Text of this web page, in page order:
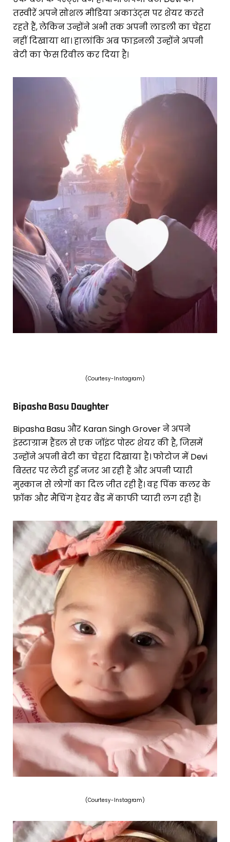
तस्वीरें अपने सोशल मीडिया अकाउंट्स पर शेयर करते
रहते हैं, लेकिन उन्होंने अभी तक अपनी लाडली का चेहरा
नहीं दिखाया था। हालांकि अब फाइनली उन्होंने अपनी
बेटी का फेस रिवील कर दिया है।
(Courtesy-Instagram)
Bipasha Basu Daughter
Bipasha Basu और Karan Singh Grover ने अपने
इंस्टाग्राम हैंडल से एक जॉइंट पोस्ट शेयर की है, जिसमें
उन्होंने अपनी बेटी का चेहरा दिखाया है। फोटोज में Devi
बिस्तर पर लेटी हुई नजर आ रही हैं और अपनी प्यारी
मुस्कान से लोगों का दिल जीत रही हैं। वह पिंक कलर के
फ्रॉक और मैचिंग हेयर बैंड में काफी प्यारी लग रही हैं।
(Courtesy-Instagram)